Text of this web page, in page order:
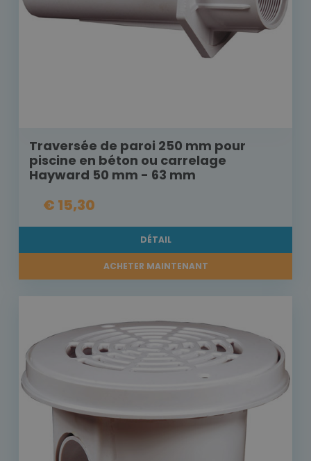
Traversée de paroi 250 mm pour
piscine en béton ou carrelage
Hayward 50 mm - 63 mm
€ 15,30
DÉTAIL
ACHETER MAINTENANT